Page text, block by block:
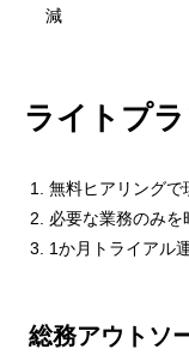
減
ライトプ
無料ヒアリングで
必要な業務のみ
1か月トライアル
総務アウトソ
依頼できる主
人件費・設備
工数・ノンコ
料金体系（月